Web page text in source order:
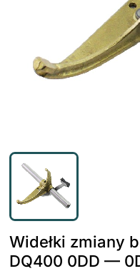
Widełki zmiany
DQ400 0DD —